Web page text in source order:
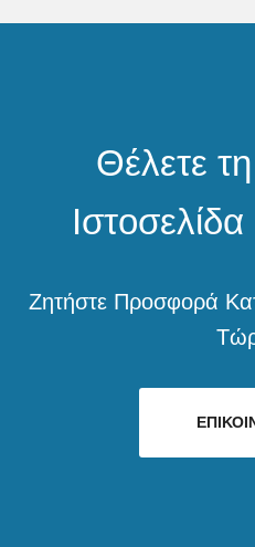
Θέλετε
Ζητήστε Προσφορά